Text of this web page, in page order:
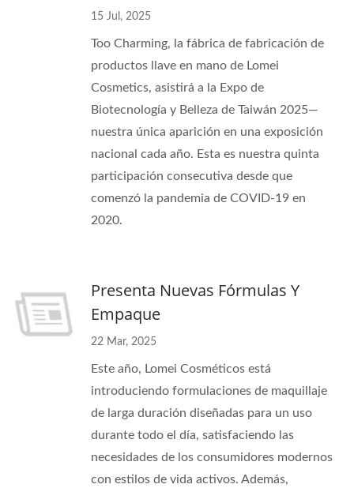
15 Jul, 2025
Too Charming, la fábrica de fabricación de
productos llave en mano de Lomei
Cosmetics, asistirá a la Expo de
Biotecnología y Belleza de Taiwán 2025—
nuestra única aparición en una exposición
nacional cada año. Esta es nuestra quinta
participación consecutiva desde que
comenzó la pandemia de COVID-19 en
2020.
Presenta Nuevas Fórmulas Y
Empaque
22 Mar, 2025
Este año, Lomei Cosméticos está
introduciendo formulaciones de maquillaje
de larga duración diseñadas para un uso
durante todo el día, satisfaciendo las
necesidades de los consumidores modernos
con estilos de vida activos. Además,